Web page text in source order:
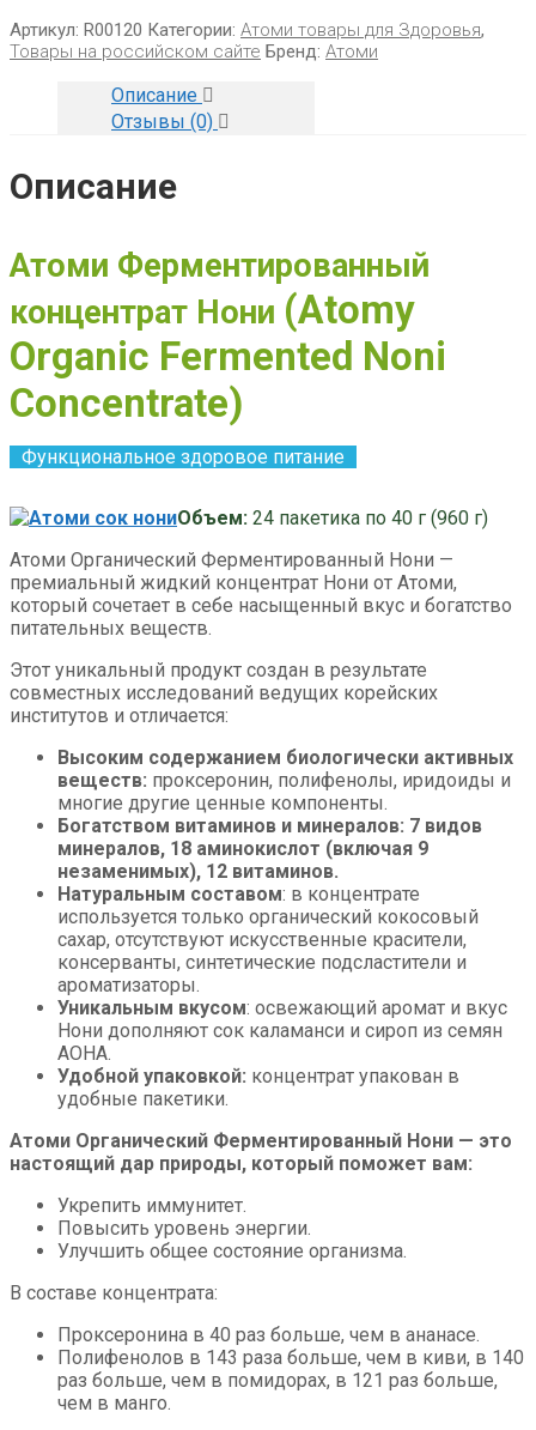
Артикул: R00120 Категории: Атоми товары для Здоровья,
Товары на российском сайте Бренд: Атоми
Описание
Отзывы (0)
Описание
Атоми Ферментированный
концентрат Нони (Atomy
Organic Fermented Noni
Concentrate)
Функциональное здоровое питание
Объем: 24 пакетика по 40 г (960 г)
Атоми Органический Ферментированный Нони —
премиальный жидкий концентрат Нони от Атоми,
который сочетает в себе насыщенный вкус и богатство
питательных веществ.
Этот уникальный продукт создан в результате
совместных исследований ведущих корейских
институтов и отличается:
Высоким содержанием биологически активных
веществ: проксеронин, полифенолы, иридоиды и
многие другие ценные компоненты.
Богатством витаминов и минералов: 7 видов
минералов, 18 аминокислот (включая 9
незаменимых), 12 витаминов.
Натуральным составом: в концентрате
используется только органический кокосовый
сахар, отсутствуют искусственные красители,
консерванты, синтетические подсластители и
ароматизаторы.
Уникальным вкусом: освежающий аромат и вкус
Нони дополняют сок каламанси и сироп из семян
АОНА.
Удобной упаковкой: концентрат упакован в
удобные пакетики.
Атоми Органический Ферментированный Нони — это
настоящий дар природы, который поможет вам:
Укрепить иммунитет.
Повысить уровень энергии.
Улучшить общее состояние организма.
В составе концентрата:
Проксеронина в 40 раз больше, чем в ананасе.
Полифенолов в 143 раза больше, чем в киви, в 140
раз больше, чем в помидорах, в 121 раз больше,
чем в манго.